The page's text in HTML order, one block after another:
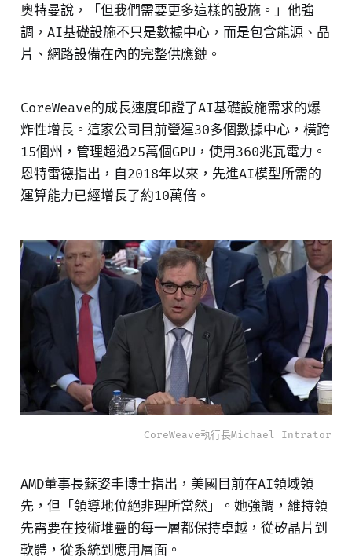
奧特曼說，「但我們需要更多這樣的設施。」他強
調，AI基礎設施不只是數據中心，而是包含能源、晶
片、網路設備在內的完整供應鏈。
CoreWeave的成長速度印證了AI基礎設施需求的爆
炸性增長。這家公司目前營運30多個數據中心，橫跨
15個州，管理超過25萬個GPU，使用360兆瓦電力。
恩特雷德指出，自2018年以來，先進AI模型所需的
運算能力已經增長了約10萬倍。
CoreWeave執行長Michael Intrator
AMD董事長蘇姿丰博士指出，美國目前在AI領域領
先，但「領導地位絕非理所當然」。她強調，維持領
先需要在技術堆疊的每一層都保持卓越，從矽晶片到
軟體，從系統到應用層面。